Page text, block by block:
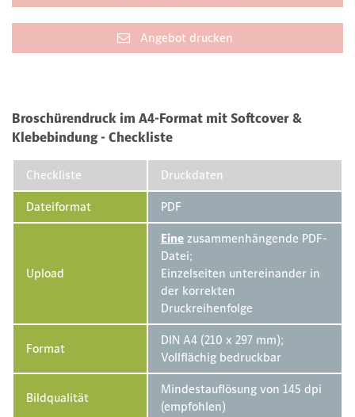
Angebot drucken
Broschürendruck im A4-Format mit Softcover &
Klebebindung - Checkliste
Checkliste Druckdaten
Dateiformat PDF
Upload
Eine zusammenhängende PDF-
Datei;
Einzelseiten untereinander in
der korrekten
Druckreihenfolge
Format
DIN A4 (210 x 297 mm);
Vollflächig bedruckbar
Bildqualität
Mindestauflösung von 145 dpi
(empfohlen)